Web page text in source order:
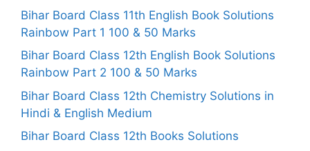
Bihar Board Class 11th English Book Solutions
Rainbow Part 1 100 & 50 Marks
Bihar Board Class 12th English Book Solutions
Rainbow Part 2 100 & 50 Marks
Bihar Board Class 12th Chemistry Solutions in
Hindi & English Medium
Bihar Board Class 12th Books Solutions